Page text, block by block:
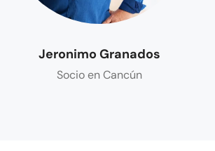
Jeronimo Granados
Socio en Cancún